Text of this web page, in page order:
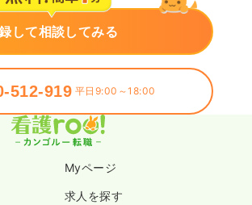
して相談してみる
512-919 平日9:00～18:00
Myページ
求人を探す